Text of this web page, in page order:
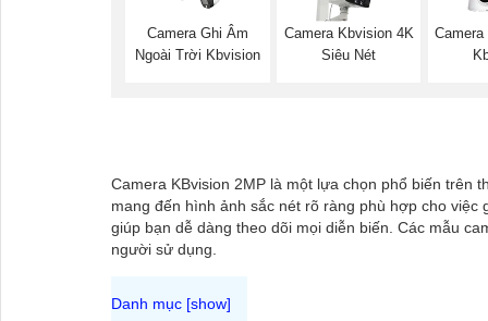
Camera Ghi Âm
Ngoài Trời Kbvision
Camera Kbvision 4K
Siêu Nét
Camera
Camera KBvision 2MP là một lựa chọn phổ biến trên
mang đến hình ảnh sắc nét rõ ràng phù hợp cho
giúp bạn dễ dàng theo dõi mọi diễn biến. Các mẫu
người sử dụng.